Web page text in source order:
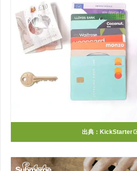
出典： KickStarter